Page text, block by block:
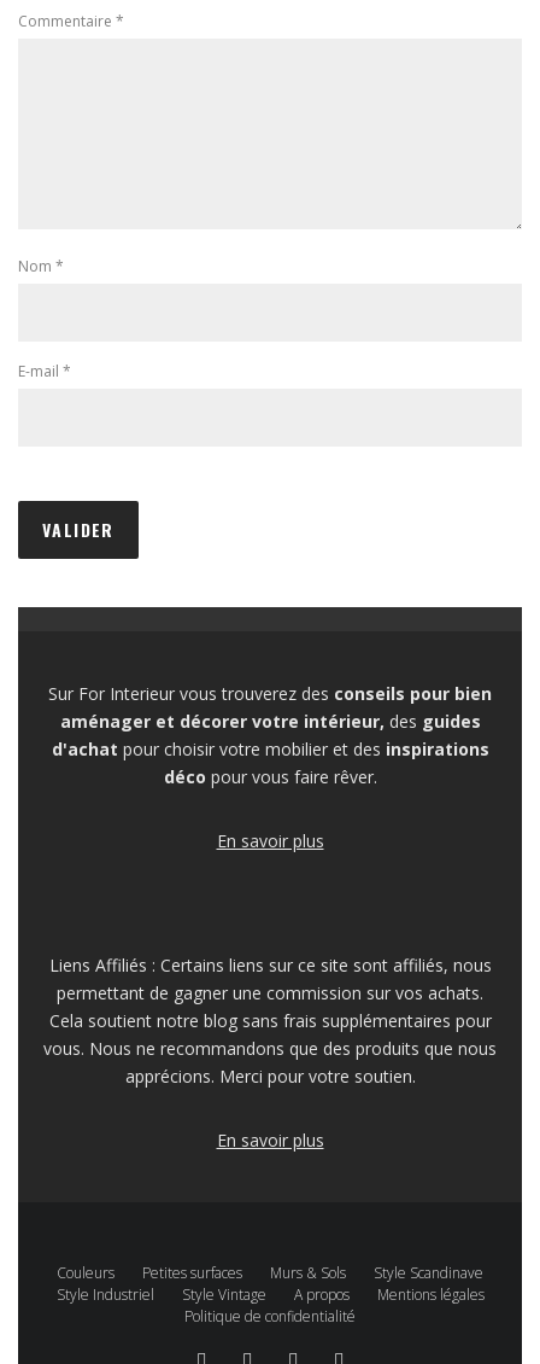
Commentaire *
Nom *
E-mail *
Sur For Interieur vous trouverez des conseils pour bien
aménager et décorer votre intérieur, des guides
d'achat pour choisir votre mobilier et des inspirations
déco pour vous faire rêver.
En savoir plus
Liens Affiliés : Certains liens sur ce site sont affiliés, nous
permettant de gagner une commission sur vos achats.
Cela soutient notre blog sans frais supplémentaires pour
vous. Nous ne recommandons que des produits que nous
apprécions. Merci pour votre soutien.
En savoir plus
Couleurs Petites surfaces Murs & Sols
Style Scandinave
Style Industriel
Style Vintage A propos
Mentions légales
Politique de confidentialité